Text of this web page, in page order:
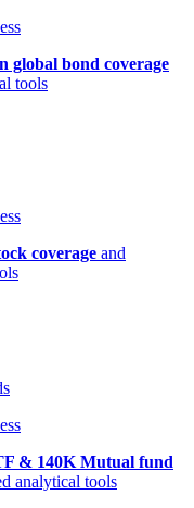
global bond coverage
tools
coverage and
& 140K Mutual fund
analytical tools